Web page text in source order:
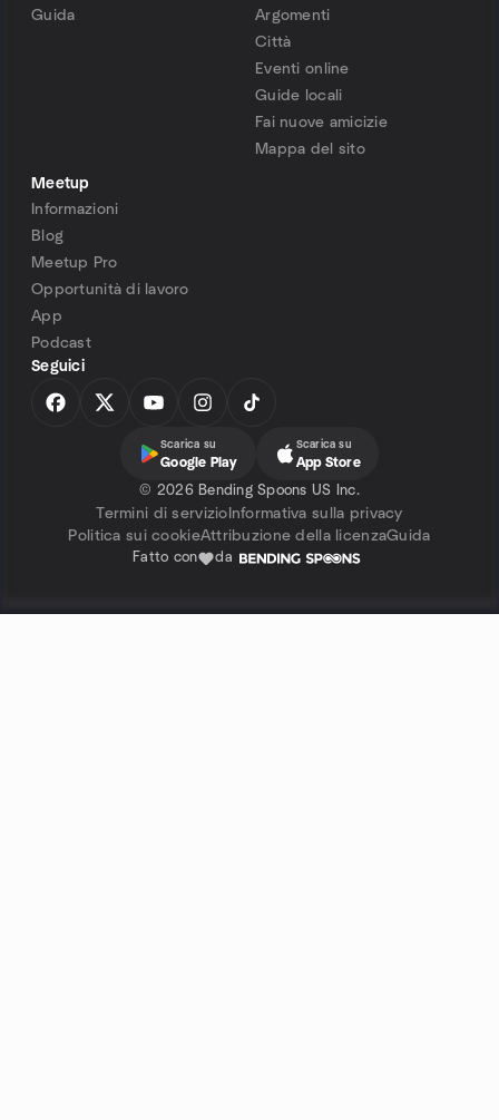
Guida
Argomenti
Città
Eventi online
Guide locali
Fai nuove amicizie
Mappa del sito
Meetup
Informazioni
Blog
Meetup Pro
Opportunità di lavoro
App
Podcast
Seguici
Scarica su
Google Play
Scarica su
App Store
© 2026 Bending Spoons US Inc.
Termini di servizio Informativa sulla privacy
Politica sui cookieAttribuzione della licenzaGuida
Fatto con da